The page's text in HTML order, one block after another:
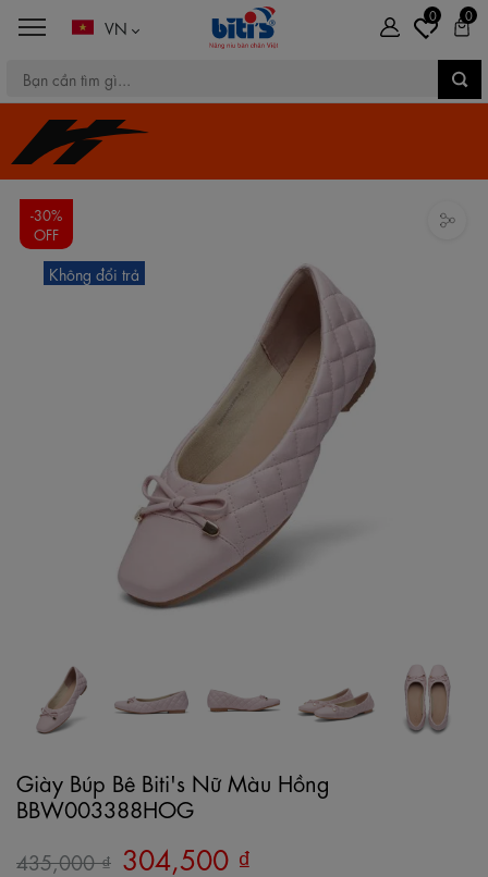
VN
0 0
-30%
OFF
Không đổi trả
Giày Búp Bê Biti's Nữ Màu Hồng
BBW003388HOG
435,000 ₫ 304,500 ₫